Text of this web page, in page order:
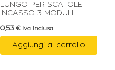
LUNGO PER SCATOLE
INCASSO 3 MODULI
0,53 € Iva Inclusa
Aggiungi al carrello